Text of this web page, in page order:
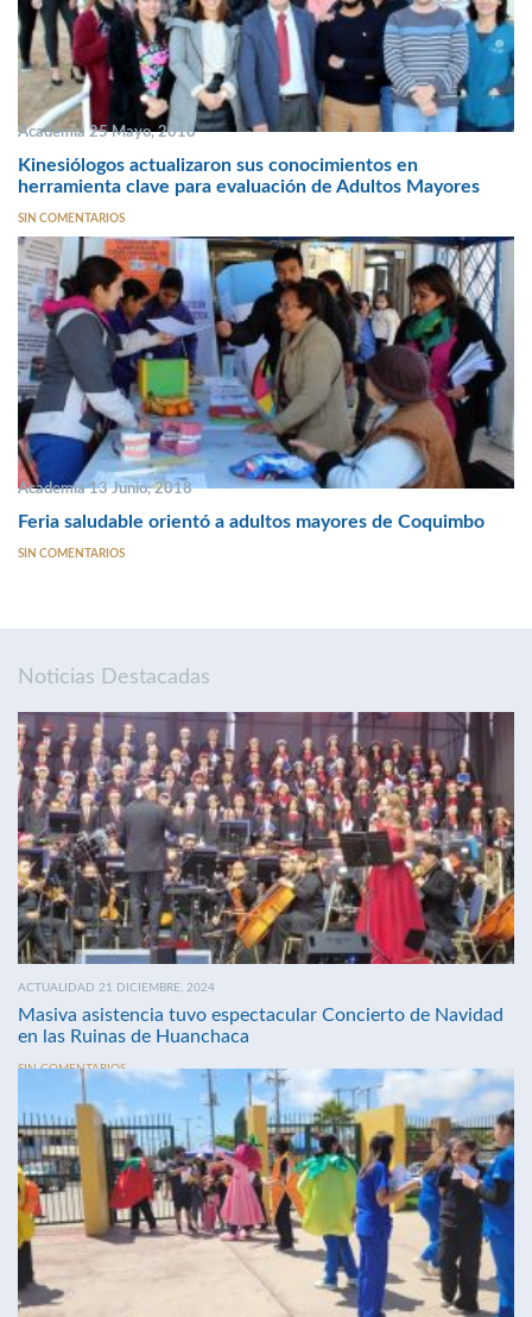
Academia 25 Mayo, 2018
Kinesiólogos actualizaron sus conocimientos en
herramienta clave para evaluación de Adultos Mayores
SIN COMENTARIOS
Academia 13 Junio, 2018
Feria saludable orientó a adultos mayores de Coquimbo
SIN COMENTARIOS
Noticias Destacadas
ACTUALIDAD 21 DICIEMBRE, 2024
Masiva asistencia tuvo espectacular Concierto de Navidad
en las Ruinas de Huanchaca
SIN COMENTARIOS